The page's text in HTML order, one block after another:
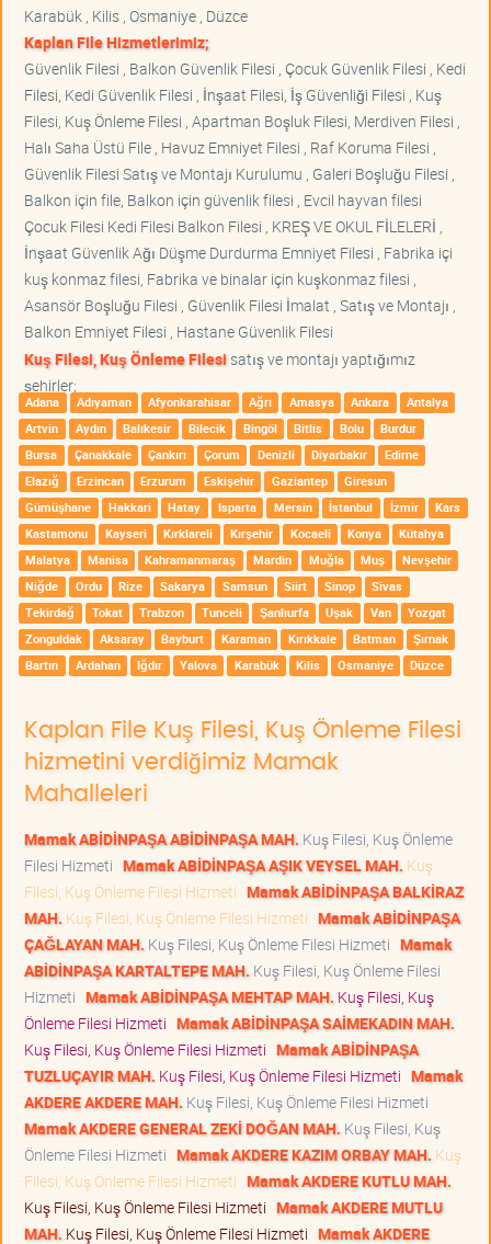
Karabük , Kilis , Osmaniye , Düzce
Kaplan File Hizmetlerimiz;
Güvenlik Filesi , Balkon Güvenlik Filesi , Çocuk Güvenlik Filesi , Kedi
Filesi, Kedi Güvenlik Filesi , İnşaat Filesi, İş Güvenliği Filesi , Kuş
Filesi, Kuş Önleme Filesi , Apartman Boşluk Filesi, Merdiven Filesi ,
Halı Saha Üstü File , Havuz Emniyet Filesi , Raf Koruma Filesi ,
Güvenlik Filesi Satış ve Montajı Kurulumu , Galeri Boşluğu Filesi ,
Balkon için file, Balkon için güvenlik filesi , Evcil hayvan filesi
Çocuk Filesi Kedi Filesi Balkon Filesi , KREŞ VE OKUL FİLELERİ ,
İnşaat Güvenlik Ağı Düşme Durdurma Emniyet Filesi , Fabrika içi
kuş konmaz filesi, Fabrika ve binalar için kuşkonmaz filesi ,
Asansör Boşluğu Filesi , Güvenlik Filesi İmalat , Satış ve Montajı ,
Balkon Emniyet Filesi , Hastane Güvenlik Filesi
Kuş Filesi, Kuş Önleme Filesisatış ve montajı yaptığımız
şehirler;
Adana Adıyaman Afyonkarahisar Ağrı Amasya Ankara
Antalya
Artvin
Aydın Balıkesir Bilecik Bingöl Bitlis Bolu
Burdur
Bursa
Çanakkale Çankırı Çorum Denizli Diyarbakır
Edirne
Elazığ
Erzincan Erzurum Eskişehir Gaziantep
Giresun
Gümüşhane
Hakkari Hatay Isparta Mersin İstanbul İzmir
Kars
Kastamonu
Kayseri Kırklareli Kırşehir Kocaeli Konya
Kütahya
Malatya
Manisa Kahramanmaraş Mardin Muğla Muş
Nevşehir
Niğde
Ordu Rize Sakarya Samsun Siirt Sinop
Sivas
Tekirdağ
Tokat Trabzon Tunceli Şanlıurfa Uşak Van
Yozgat
Zonguldak
Aksaray Bayburt Karaman Kırıkkale Batman
Şırnak
Bartın
Ardahan Iğdır Yalova Karabük Kilis Osmaniye Düzce
Kaplan File Kuş Filesi, Kuş Önleme Filesi
hizmetini verdiğimiz Mamak
Mahalleleri
Mamak ABİDİNPAŞA ABİDİNPAŞA MAH. Kuş Filesi, Kuş Önleme
Filesi Hizmeti Mamak ABİDİNPAŞA AŞIK VEYSEL MAH. Kuş
Filesi, Kuş Önleme Filesi Hizmeti Mamak ABİDİNPAŞA BALKİRAZ
MAH. Kuş Filesi, Kuş Önleme Filesi Hizmeti Mamak ABİDİNPAŞA
ÇAĞLAYAN MAH. Kuş Filesi, Kuş Önleme Filesi Hizmeti Mamak
ABİDİNPAŞA KARTALTEPE MAH. Kuş Filesi, Kuş Önleme Filesi
Hizmeti Mamak ABİDİNPAŞA MEHTAP MAH. Kuş Filesi, Kuş
Önleme Filesi Hizmeti Mamak ABİDİNPAŞA SAİMEKADIN MAH.
Kuş Filesi, Kuş Önleme Filesi Hizmeti Mamak ABİDİNPAŞA
TUZLUÇAYIR MAH. Kuş Filesi, Kuş Önleme Filesi Hizmeti Mamak
AKDERE AKDERE MAH. Kuş Filesi, Kuş Önleme Filesi Hizmeti
Mamak AKDERE GENERAL ZEKİ DOĞAN MAH. Kuş Filesi, Kuş
Önleme Filesi Hizmeti Mamak AKDERE KAZIM ORBAY MAH. Kuş
Filesi, Kuş Önleme Filesi Hizmeti Mamak AKDERE KUTLU MAH.
Kuş Filesi, Kuş Önleme Filesi Hizmeti Mamak AKDERE MUTLU
MAH. Kuş Filesi, Kuş Önleme Filesi Hizmeti Mamak AKDERE